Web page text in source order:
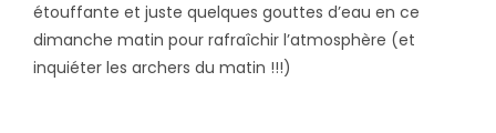
étouffante et juste quelques gouttes d’eau en ce
dimanche matin pour rafraîchir l’atmosphère (et
inquiéter les archers du matin !!!)